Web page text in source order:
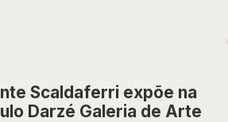
Scaldaferri expõe na
Darzé Galeria de Arte